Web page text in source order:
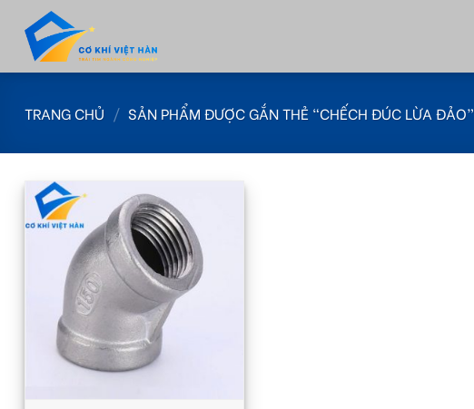
content
TRANG CHỦ / SẢN PHẨM ĐƯỢC GẮN THẺ “CHẾCH ĐÚC LỪA ĐẢO”